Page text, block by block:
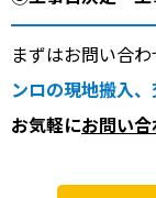
まずはお問い合わ
ンロの現地搬入
お気軽にお問い